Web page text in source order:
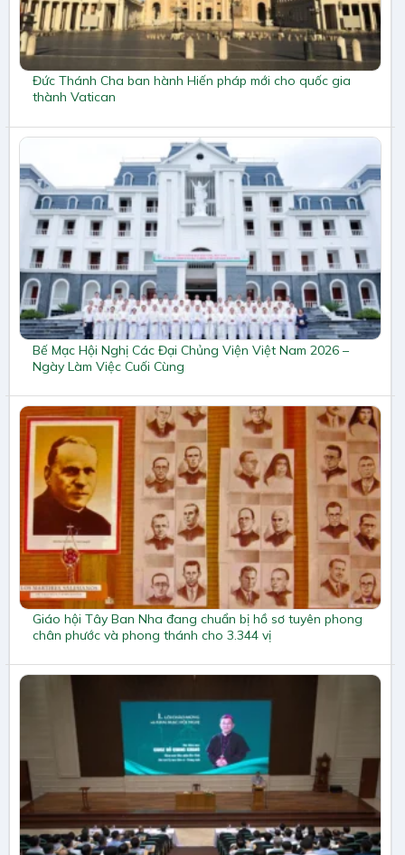
Đức Thánh Cha ban hành Hiến pháp mới cho quốc gia
thành Vatican
Bế Mạc Hội Nghị Các Đại Chủng Viện Việt Nam 2026 –
Ngày Làm Việc Cuối Cùng
Giáo hội Tây Ban Nha đang chuẩn bị hồ sơ tuyên phong
chân phước và phong thánh cho 3.344 vị